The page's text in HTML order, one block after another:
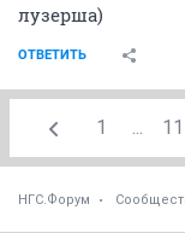
лузерша)
ОТВЕТИТЬ
1 ... 11
НГС.Форум